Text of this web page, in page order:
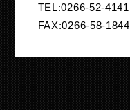
TEL:0266-52-4141
FAX:0266-58-1844